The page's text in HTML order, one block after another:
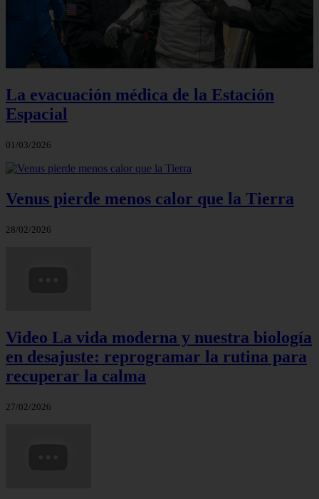
La evacuación médica de la Estación
Espacial
01/03/2026
Venus pierde menos calor que la Tierra
28/02/2026
Video La vida moderna y nuestra biología
en desajuste: reprogramar la rutina para
recuperar la calma
27/02/2026